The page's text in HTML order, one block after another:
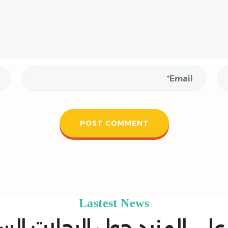
Lastest News